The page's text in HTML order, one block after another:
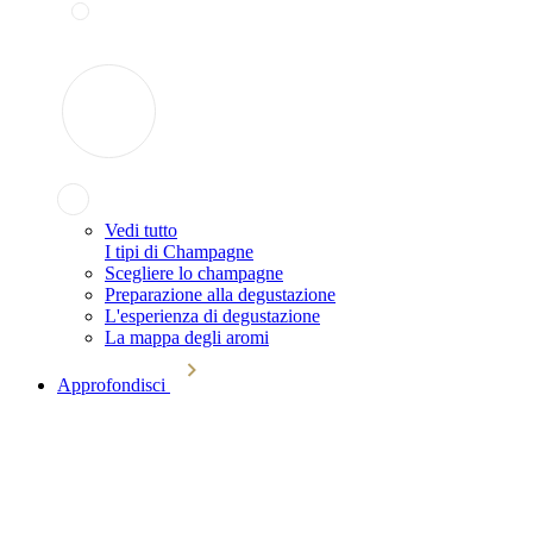
Vedi tutto
I tipi di Champagne
Scegliere lo champagne
Preparazione alla degustazione
L'esperienza di degustazione
La mappa degli aromi
Approfondisci